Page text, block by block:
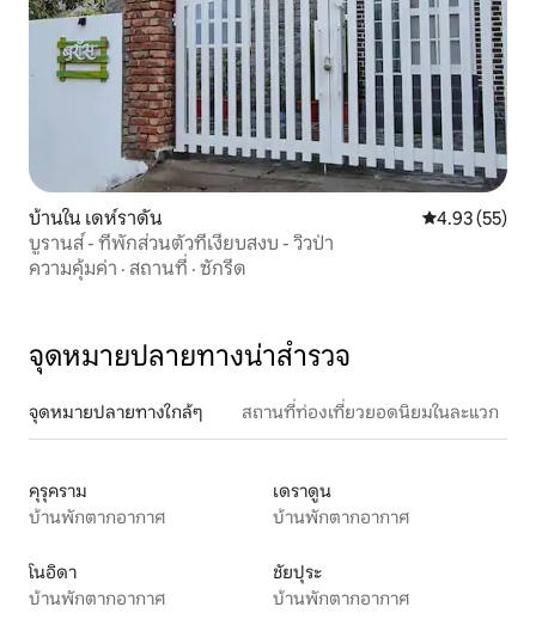
บ้านใน เดห์ราดัน คะแนนเฉลี่ย
4.93 (55)
บูรานส์ - ที่พักส่วนตัวที่เงียบสงบ - วิวป่า
ความคุ้มค่า · สถานที่ · ซักรีด
จุดหมายปลายทางน่าสำรวจ
จุดหมายปลายทางใกล้ๆ สถานที่ท่องเที่ยวยอดนิยมในละแวก
คุรุคราม
บ้านพักตากอากาศ
เดราดูน
บ้านพักตากอากาศ
โนอิดา
บ้านพักตากอากาศ
ชัยปุระ
บ้านพักตากอากาศ